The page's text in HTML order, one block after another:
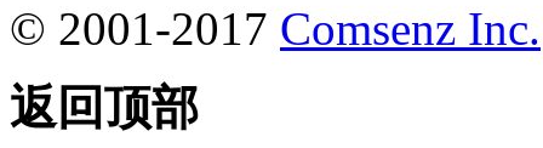
© 2001-2017 Comsenz Inc.
返回顶部